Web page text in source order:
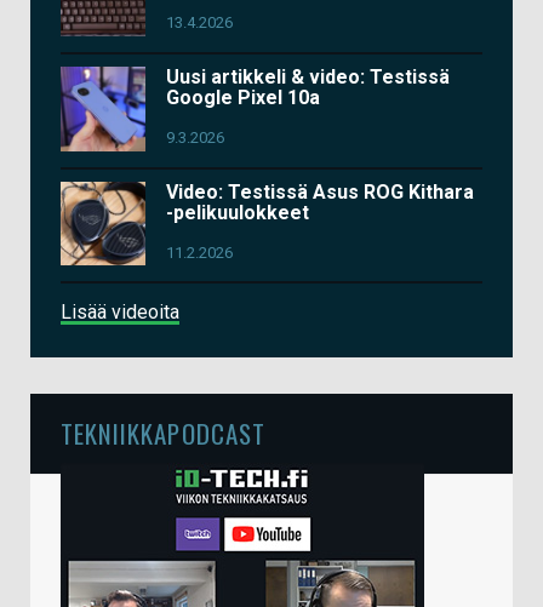
13.4.2026
Uusi artikkeli & video: Testissä
Google Pixel 10a
9.3.2026
Video: Testissä Asus ROG Kithara
-pelikuulokkeet
11.2.2026
Lisää videoita
TEKNIIKKAPODCAST